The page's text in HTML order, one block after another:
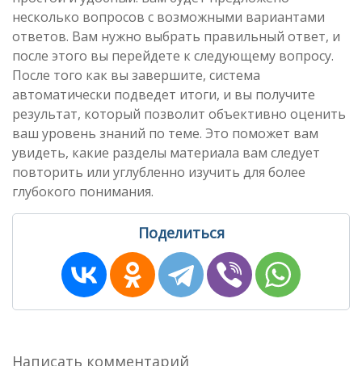
несколько вопросов с возможными вариантами
ответов. Вам нужно выбрать правильный ответ, и
после этого вы перейдете к следующему вопросу.
После того как вы завершите, система
автоматически подведет итоги, и вы получите
результат, который позволит объективно оценить
ваш уровень знаний по теме. Это поможет вам
увидеть, какие разделы материала вам следует
повторить или углубленно изучить для более
глубокого понимания.
Поделиться
Написать комментарий